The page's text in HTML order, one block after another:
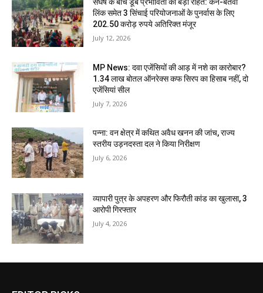
लिंक समेत 3 सिंचाई परियोजनाओं के पुनर्वास के लिए
202.50 करोड़ रुपये अतिरिक्त मंजूर
July 12, 2026
MP News: दवा एजेंसियों की आड़ में नशे का कारोबार?
1.34 लाख बोतल ऑनरेक्स कफ सिरप का हिसाब नहीं, दो
एजेंसियां सील
July 7, 2026
पन्ना: वन क्षेत्र में कथित अवैध खनन की जांच, राज्य
स्तरीय उड़नदस्ता दल ने किया निरीक्षण
July 6, 2026
व्यापारी पुत्र के अपहरण और फिरौती कांड का खुलासा, 3
आरोपी गिरफ्तार
July 4, 2026